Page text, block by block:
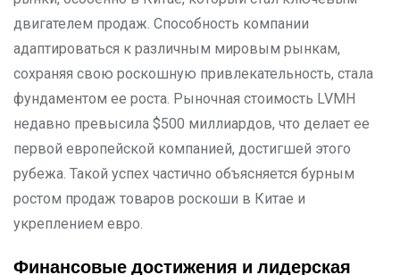
двигателем продаж. Способность компании
адаптироваться к различным мировым рынкам,
сохраняя свою роскошную привлекательность, стала
фундаментом ее роста. Рыночная стоимость LVMH
недавно превысила $500 миллиардов, что делает ее
первой европейской компанией, достигшей этого
рубежа. Такой успех частично объясняется бурным
ростом продаж товаров роскоши в Китае и
укреплением евро.
Финансовые достижения и лидерская